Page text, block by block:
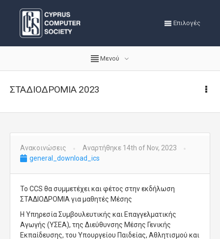
Επιλογές
Μενού
ΣΤΑΔΙΟΔΡΟΜΙΑ 2023
Ανακοινώσεις
Αναρτήθηκε 14th of Nov, 2023
general_download_ics
Το CCS θα συμμετέχει και φέτος στην εκδήλωση
ΣΤΑΔΙΟΔΡΟΜΙΑ για μαθητές Μέσης
Η Υπηρεσία Συμβουλευτικής και Επαγγελματικής
Αγωγής (ΥΣΕΑ), της Διεύθυνσης Μέσης Γενικής
Εκπαίδευσης, του Υπουργείου Παιδείας, Αθλητισμού και